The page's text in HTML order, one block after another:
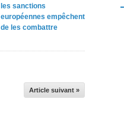
les sanctions
européennes empêchent
de les combattre
Article suivant »